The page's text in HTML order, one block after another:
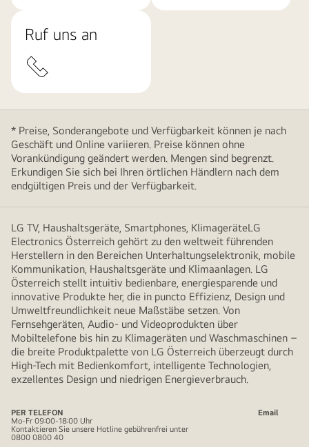
Ruf uns an
* Preise, Sonderangebote und Verfügbarkeit können je nach
Geschäft und Online variieren. Preise können ohne
Vorankündigung geändert werden. Mengen sind begrenzt.
Erkundigen Sie sich bei Ihren örtlichen Händlern nach dem
endgültigen Preis und der Verfügbarkeit.
LG TV, Haushaltsgeräte, Smartphones, KlimageräteLG
Electronics Österreich gehört zu den weltweit führenden
Herstellern in den Bereichen Unterhaltungselektronik, mobile
Kommunikation, Haushaltsgeräte und Klimaanlagen. LG
Österreich stellt intuitiv bedienbare, energiesparende und
innovative Produkte her, die in puncto Effizienz, Design und
Umweltfreundlichkeit neue Maßstäbe setzen. Von
Fernsehgeräten, Audio- und Videoprodukten über
Mobiltelefone bis hin zu Klimageräten und Waschmaschinen –
die breite Produktpalette von LG Österreich überzeugt durch
High-Tech mit Bedienkomfort, intelligente Technologien,
exzellentes Design und niedrigen Energieverbrauch.
PER TELEFON
Email
Mo-Fr 09:00-18:00 Uhr
Kontaktieren Sie unsere Hotline gebührenfrei unter
0800 0800 40